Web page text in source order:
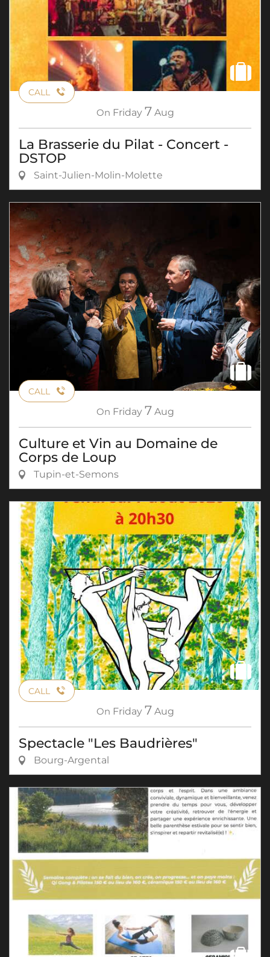
CALL
On Friday 7 Aug
La Brasserie du Pilat - Concert -
DSTOP
Saint-Julien-Molin-Molette
CALL
On Friday 7 Aug
Culture et Vin au Domaine de
Corps de Loup
Tupin-et-Semons
CALL
On Friday 7 Aug
Spectacle "Les Baudrières"
Bourg-Argental